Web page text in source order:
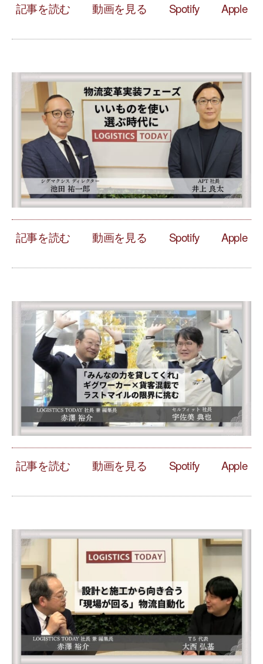
記事を読む 動画を見る Spotify Apple
記事を読む 動画を見る Spotify Apple
記事を読む 動画を見る Spotify Apple